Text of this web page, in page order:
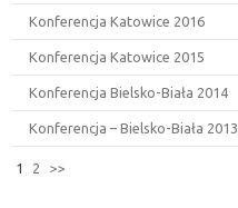
Konferencja Katowice 2016
Konferencja Katowice 2015
Konferencja Bielsko-Biała 2014
Konferencja – Bielsko-Biała 2013
1 2 >>